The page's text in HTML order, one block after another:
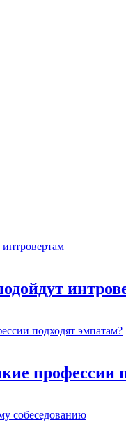
профессии